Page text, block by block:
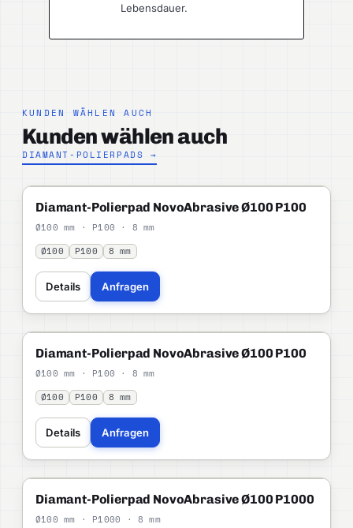
Lebensdauer.
KUNDEN WÄHLEN AUCH
Kunden wählen auch
DIAMANT-POLIERPADS →
PROFI NOVOABRASIVE
Diamant-Polierpad NovoAbrasive Ø100 P100
Ø100 mm · P100 · 8 mm
Ø100 P100 8 mm
Details Anfragen
PROFI NOVOABRASIVE
Diamant-Polierpad NovoAbrasive Ø100 P100
Ø100 mm · P100 · 8 mm
Ø100 P100 8 mm
Details Anfragen
PROFI NOVOABRASIVE
Diamant-Polierpad NovoAbrasive Ø100 P1000
Ø100 mm · P1000 · 8 mm